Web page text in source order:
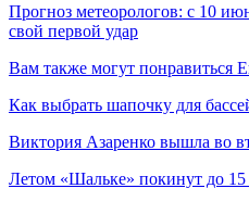
Прогноз метеорологов: с 10
свой первой удар
Вам также могут понравиться
Как выбрать шапочку для
Виктория Азаренко вышла во
Летом «Шальке» покинут до 15